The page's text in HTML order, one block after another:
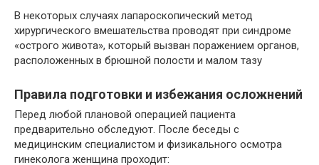
В некоторых случаях лапароскопический метод
хирургического вмешательства проводят при синдроме
«острого живота», который вызван поражением органов,
расположенных в брюшной полости и малом тазу
Правила подготовки и избежания осложнений
Перед любой плановой операцией пациента
предварительно обследуют. После беседы с
медицинским специалистом и физикального осмотра
гинеколога женщина проходит: